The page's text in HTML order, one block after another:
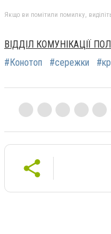
Якщо ви помітили помилку,
ВІДДІЛ КОМУНІКАЦІЇ
#Конотоп
#сережки